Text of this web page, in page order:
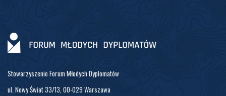
Stowarzyszenie Forum Młodych Dyplomatów
ul. Nowy Świat 33/13, 00-029 Warszawa